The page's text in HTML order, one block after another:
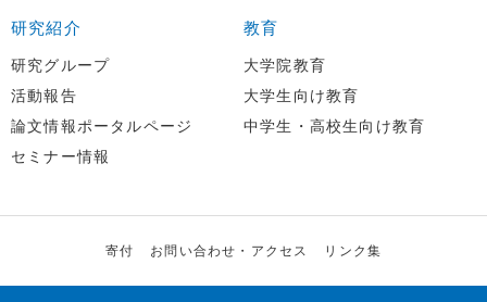
研究紹介
研究グループ
活動報告
論文情報ポータルページ
セミナー情報
教育
大学院教育
大学生向け教育
中学生・高校生向け教育
寄付 お問い合わせ・アクセス リンク集